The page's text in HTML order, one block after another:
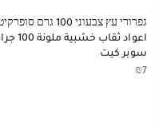
גפרורי עץ צבעוני 100 גרם
اعواد ثقاب خشبية
سوبر كيت
₪7